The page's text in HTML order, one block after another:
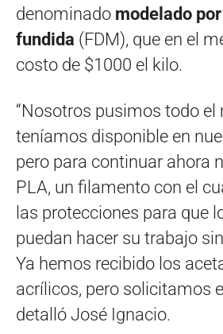
denominado modelado
fundida (FDM), que en el
costo de $1000 el kilo.
“Nosotros pusimos todo el
teníamos disponible en
pero para continuar ahora
PLA, un filamento con el
las protecciones para que
puedan hacer su trabajo
Ya hemos recibido los
acrílicos, pero solicitamos
detalló José Ignacio.